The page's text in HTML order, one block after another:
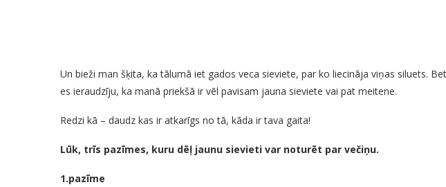
Un bieži man šķita, ka tālumā iet gados veca sieviete, par ko liecināja viņas siluets.
es ieraudzīju, ka manā priekšā ir vēl pavisam jauna sieviete vai pat meitene.
Redzi kā – daudz kas ir atkarīgs no tā, kāda ir tava gaita!
Lūk, trīs pazīmes, kuru dēļ jaunu sievieti var noturēt par večiņu.
1.pazīme